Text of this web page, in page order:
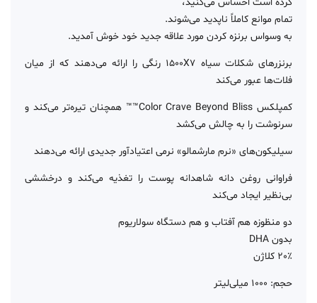
تمام موانع کاملاً ناپدید می‌شوند.
به وسواس برنزه کردن مورد علاقه جدید خود خوش آمدید.
برنزرهای شکلات سیاه 1500X7 رنگی را ارائه می‌دهند که از میان
فلات‌ها عبور می‌کند
کمپلکس Color Crave Beyond Bliss™™ همچنان تیره‌تر می‌کند و
سرنوشت را به چالش می‌کشد
سیلیکون‌های «نرم مارشمالو» نرمی اعتیادآور جدیدی ارائه می‌دهند
فراوانی روغن دانه شاهدانه پوست را تغذیه می‌کند و درخششی
بی‌نظیر ایجاد می‌کند
دو منظوزه هم آفتاب و هم دستگاه سولاریوم
بدون DHA
20٪ کلاژن
حجم: 1000 میلی‌لیتر